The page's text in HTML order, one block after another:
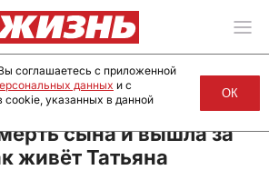
сына и вышла за
живёт Татьяна
соглашаетесь с приложенной
данных и с
cookie, указанных в данной
ОК